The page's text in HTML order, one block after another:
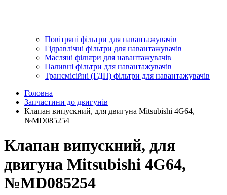
Повітряні фільтри для навантажувачів
Гідравлічні фільтри для навантажувачів
Масляні фільтри для навантажувачів
Паливні фільтри для навантажувачів
Трансмісійні (ГДП) фільтри для навантажувачів
Головна
Запчастини до двигунів
Клапан випускний, для двигуна Mitsubishi 4G64,
№MD085254
Клапан випускний, для
двигуна Mitsubishi 4G64,
№MD085254